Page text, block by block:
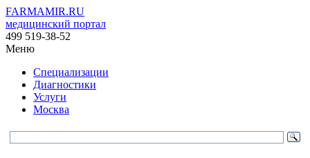
FARMAMIR.RU
медицинский портал
499 519-38-52
Меню
Специализации
Диагностики
Услуги
Москва